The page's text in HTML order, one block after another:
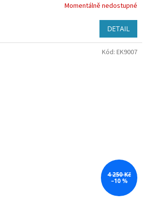
Momentálně nedostupné
DETAIL
4 250 Kč
–10 %
Kód: EK9007